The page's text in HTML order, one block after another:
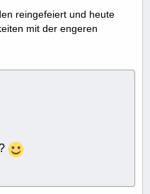
reingefeiert und heute
mit der engeren